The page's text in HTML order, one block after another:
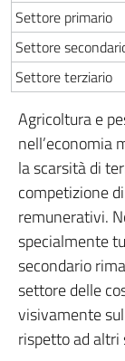
Settore primario
Settore
Settore terziario
Agricoltura e
nell’economia
la scarsità di
competizione
remunerativi.
specialmente
secondario
settore delle
visivamente
rispetto ad altri